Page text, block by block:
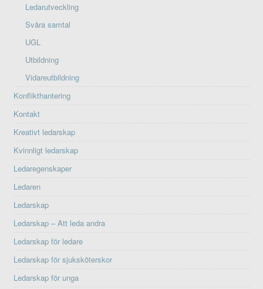
Ledarutveckling
Svåra samtal
UGL
Utbildning
Vidareutbildning
Konflikthantering
Kontakt
Kreativt ledarskap
Kvinnligt ledarskap
Ledaregenskaper
Ledaren
Ledarskap
Ledarskap – Att leda andra
Ledarskap för ledare
Ledarskap för sjuksköterskor
Ledarskap för unga